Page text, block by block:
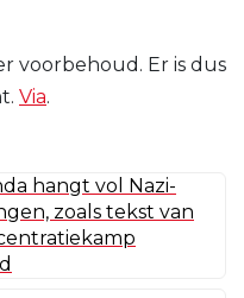
voorbehoud. Er is dus
Via.
hangt vol Nazi-
zoals tekst van